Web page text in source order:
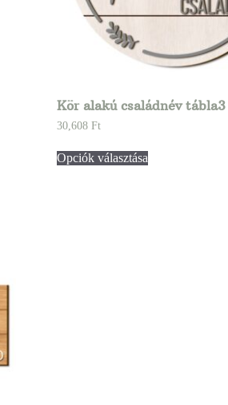
Kör alakú családnév tábla3
30,608 Ft
Opciók választása